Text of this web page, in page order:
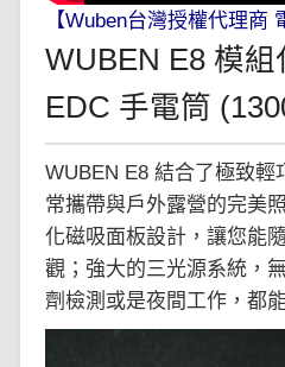
【Wuben台灣授權代理商
WUBEN E8 模組
EDC 手電筒
WUBEN E8 結合了極致輕
常攜帶與戶外露營的完美
化磁吸面板設計，讓您能
觀；強大的三光源系統，
劑檢測或是夜間工作，都